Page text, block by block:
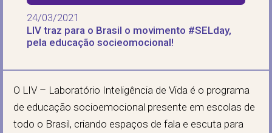
24/03/2021
LIV traz para o Brasil o movimento #SELday,
pela educação socieomocional!
O LIV – Laboratório Inteligência de Vida é o programa
de educação socioemocional presente em escolas de
todo o Brasil, criando espaços de fala e escuta para